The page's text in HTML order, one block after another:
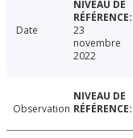
Date
23
novembre
2022
Observation